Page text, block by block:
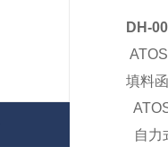
DH-
填料
自力